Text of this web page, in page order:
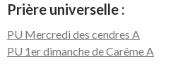
Prière universelle :
PU Mercredi des cendres A
PU 1er dimanche de Carême A